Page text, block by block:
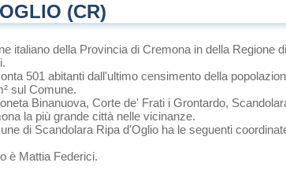
(CR)
italiano della Provincia di Cremona in della Regione
501 abitanti dall'ultimo censimento della
sul Comune.
Binanuova, Corte de' Frati i Grontardo,
la più grande città nelle vicinanze.
di Scandolara Ripa d'Oglio ha le seguenti
è Mattia Federici.